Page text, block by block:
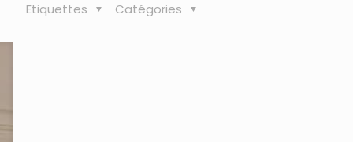
Catégories
Etiquettes